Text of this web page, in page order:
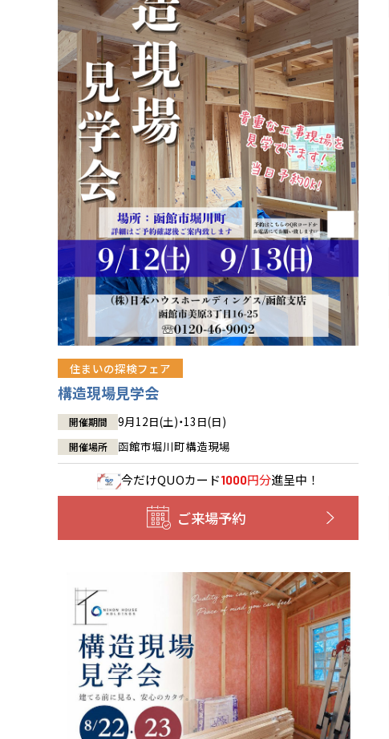
住まいの探検フェア
構造現場見学会
開催期間 9月12日(土)・13日(日)
開催場所 函館市堀川町構造現場
今だけQUOカード1000円分進呈中！
ご来場予約